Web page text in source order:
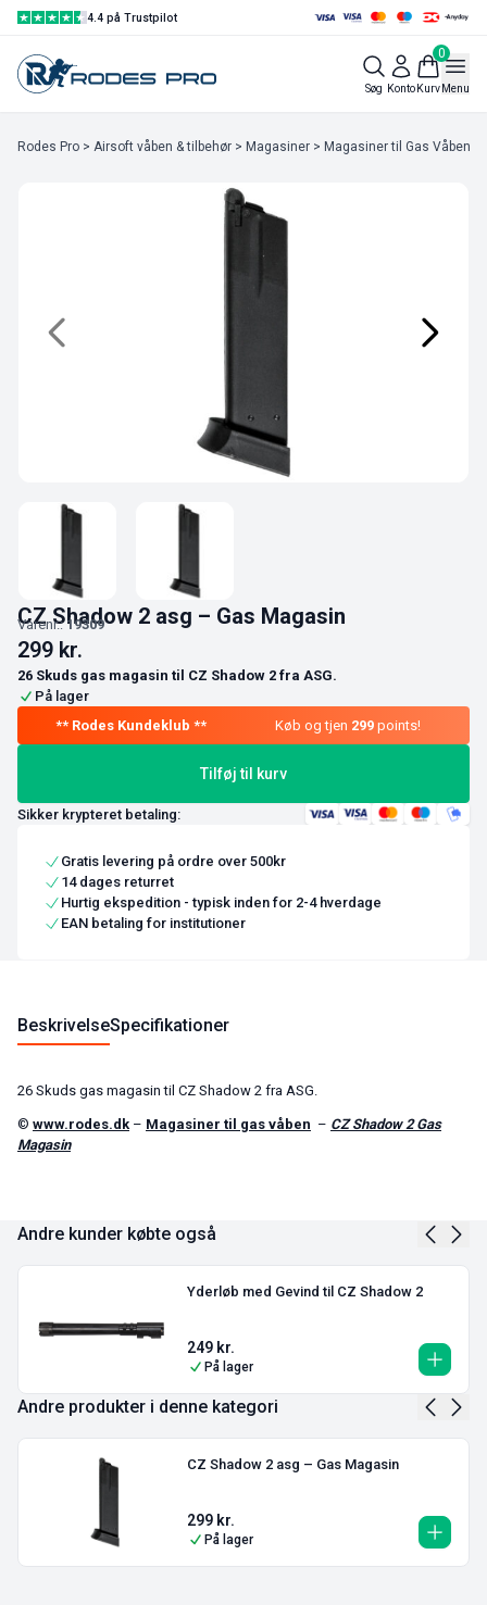
4.4 på Trustpilot
Søg Konto
0
KurvMenu
Rodes Pro > Airsoft våben & tilbehør > Magasiner > Magasiner til Gas Våben
CZ Shadow 2 asg – Gas Magasin
Varenr.:19309
299 kr.
26 Skuds gas magasin til CZ Shadow 2 fra ASG.
På lager
Køb og tjen 299 points!
Tilføj til kurv
Sikker krypteret betaling:
Gratis levering på ordre over 500kr
14 dages returret
Hurtig ekspedition - typisk inden for 2-4 hverdage
EAN betaling for institutioner
BeskrivelseSpecifikationer
26 Skuds gas magasin til CZ Shadow 2 fra ASG.
© www.rodes.dk – Magasiner til gas våben – CZ Shadow 2 Gas
Magasin
Andre kunder købte også
Yderløb med Gevind til CZ Shadow 2
249 kr.
På lager
Andre produkter i denne kategori
CZ Shadow 2 asg – Gas Magasin
299 kr.
På lager